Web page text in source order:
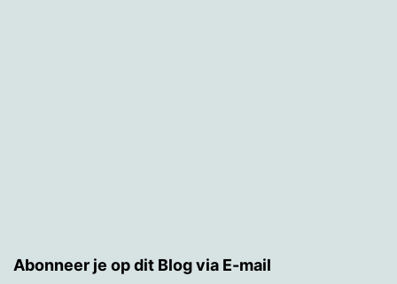
Abonneer je op dit Blog via E-mail